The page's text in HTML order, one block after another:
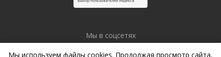
Мы в соцсетях
Мы используем файлы cookies. Продолжая просмотр сайта,